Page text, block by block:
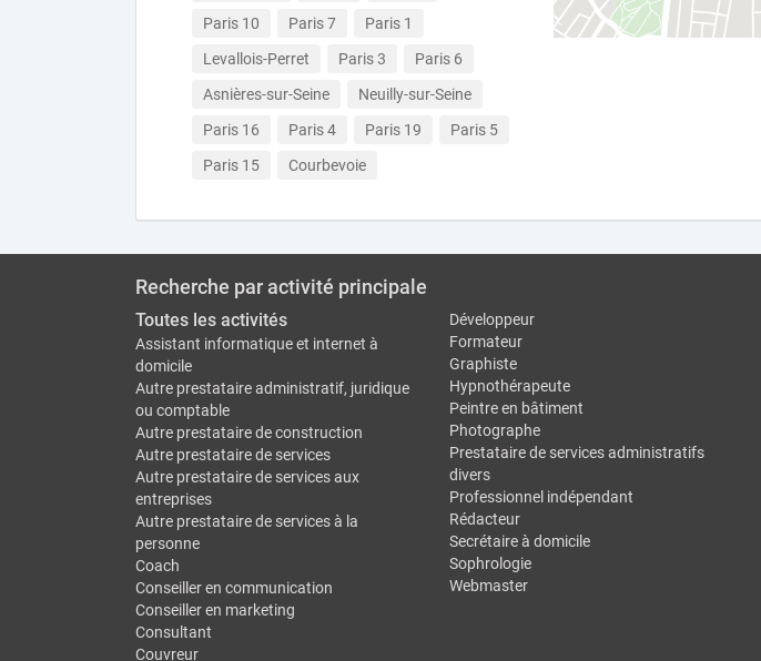
Paris 10
Paris 7
Paris 1
Levallois-Perret
Paris 3
Paris 6
Asnières-sur-Seine
Neuilly-sur-Seine
Paris 16
Paris 4 Paris 19
Paris 5
Paris 15
Courbevoie
Recherche par activité principale
Toutes les activités
Assistant informatique et internet à
domicile
Autre prestataire administratif, juridique
ou comptable
Autre prestataire de construction
Autre prestataire de services
Autre prestataire de services aux
entreprises
Autre prestataire de services à la
personne
Coach
Conseiller en communication
Conseiller en marketing
Consultant
Couvreur
Développeur
Formateur
Graphiste
Hypnothérapeute
Peintre en bâtiment
Photographe
Prestataire de services administratifs
divers
Professionnel indépendant
Rédacteur
Secrétaire à domicile
Sophrologie
Webmaster